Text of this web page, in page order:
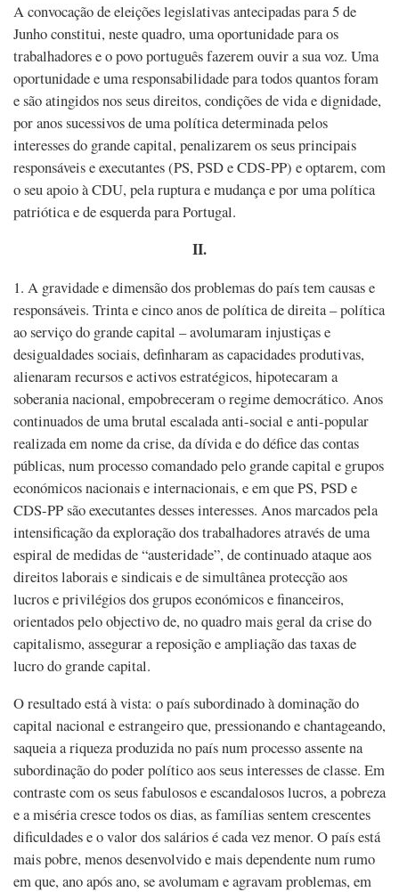
A convocação de eleições legislativas antecipadas para 5 de
Junho constitui, neste quadro, uma oportunidade para os
trabalhadores e o povo português fazerem ouvir a sua voz. Uma
oportunidade e uma responsabilidade para todos quantos foram
e são atingidos nos seus direitos, condições de vida e dignidade,
por anos sucessivos de uma política determinada pelos
interesses do grande capital, penalizarem os seus principais
responsáveis e executantes (PS, PSD e CDS-PP) e optarem, com
o seu apoio à CDU, pela ruptura e mudança e por uma política
patriótica e de esquerda para Portugal.
II.
1. A gravidade e dimensão dos problemas do país tem causas e
responsáveis. Trinta e cinco anos de política de direita – política
ao serviço do grande capital – avolumaram injustiças e
desigualdades sociais, definharam as capacidades produtivas,
alienaram recursos e activos estratégicos, hipotecaram a
soberania nacional, empobreceram o regime democrático. Anos
continuados de uma brutal escalada anti-social e anti-popular
realizada em nome da crise, da dívida e do défice das contas
públicas, num processo comandado pelo grande capital e grupos
económicos nacionais e internacionais, e em que PS, PSD e
CDS-PP são executantes desses interesses. Anos marcados pela
intensificação da exploração dos trabalhadores através de uma
espiral de medidas de “austeridade”, de continuado ataque aos
direitos laborais e sindicais e de simultânea protecção aos
lucros e privilégios dos grupos económicos e financeiros,
orientados pelo objectivo de, no quadro mais geral da crise do
capitalismo, assegurar a reposição e ampliação das taxas de
lucro do grande capital.
O resultado está à vista: o país subordinado à dominação do
capital nacional e estrangeiro que, pressionando e chantageando,
saqueia a riqueza produzida no país num processo assente na
subordinação do poder político aos seus interesses de classe. Em
contraste com os seus fabulosos e escandalosos lucros, a pobreza
e a miséria cresce todos os dias, as famílias sentem crescentes
dificuldades e o valor dos salários é cada vez menor. O país está
mais pobre, menos desenvolvido e mais dependente num rumo
em que, ano após ano, se avolumam e agravam problemas, em